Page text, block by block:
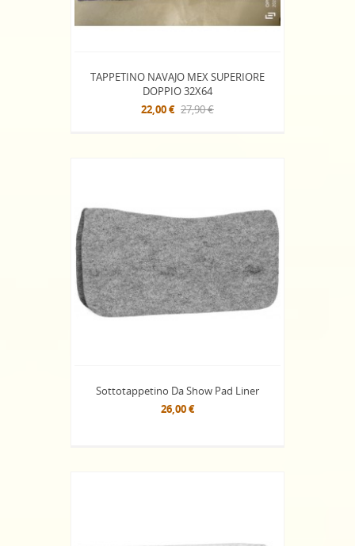
TAPPETINO NAVAJO MEX SUPERIORE
DOPPIO 32X64
22,00 € 27,90 €
Sottotappetino Da Show Pad Liner
26,00 €